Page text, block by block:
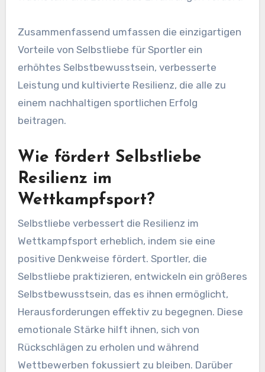
Zusammenfassend umfassen die einzigartigen
Vorteile von Selbstliebe für Sportler ein
erhöhtes Selbstbewusstsein, verbesserte
Leistung und kultivierte Resilienz, die alle zu
einem nachhaltigen sportlichen Erfolg
beitragen.
Wie fördert Selbstliebe
Resilienz im
Wettkampfsport?
Selbstliebe verbessert die Resilienz im
Wettkampfsport erheblich, indem sie eine
positive Denkweise fördert. Sportler, die
Selbstliebe praktizieren, entwickeln ein größeres
Selbstbewusstsein, das es ihnen ermöglicht,
Herausforderungen effektiv zu begegnen. Diese
emotionale Stärke hilft ihnen, sich von
Rückschlägen zu erholen und während
Wettbewerben fokussiert zu bleiben. Darüber